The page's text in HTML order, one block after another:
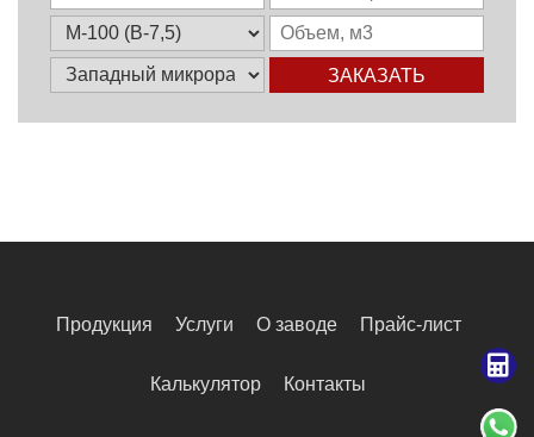
ЗАКАЗАТЬ
Продукция Услуги О заводе Прайс-лист
Калькулятор Контакты